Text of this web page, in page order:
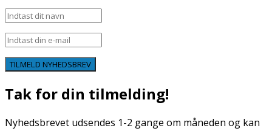
TILMELD NYHEDSBREV
Tak for din tilmelding!
Nyhedsbrevet udsendes 1-2 gange om måneden og kan